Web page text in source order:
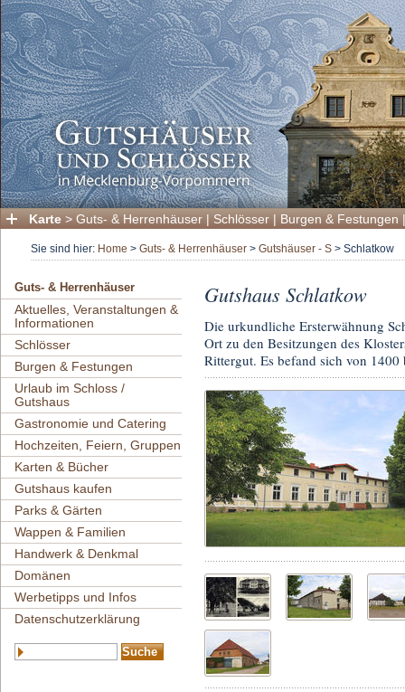
Karte > Guts- & Herrenhäuser | Schlösser | Burgen & Festungen
Sie sind hier: Home > Guts- & Herrenhäuser > Gutshäuser - S > Schlatkow
Guts- & Herrenhäuser
Aktuelles, Veranstaltungen &
Informationen
Schlösser
Burgen & Festungen
Urlaub im Schloss /
Gutshaus
Gastronomie und Catering
Hochzeiten, Feiern, Gruppen
Karten & Bücher
Gutshaus kaufen
Parks & Gärten
Wappen & Familien
Handwerk & Denkmal
Domänen
Werbetipps und Infos
Datenschutzerklärung
Gutshaus Schlatkow
Die urkundliche Ersterwähnung
Ort zu den Besitzungen des
Rittergut. Es befand sich von